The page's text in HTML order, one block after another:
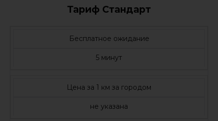
Тариф Стандарт
Бесплатное ожидание
5 минут
Цена за 1 км за городом
не указана